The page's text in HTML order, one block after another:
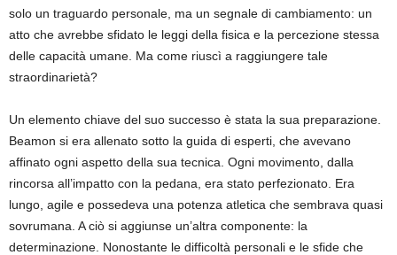
solo un traguardo personale, ma un segnale di cambiamento: un
atto che avrebbe sfidato le leggi della fisica e la percezione stessa
delle capacità umane. Ma come riuscì a raggiungere tale
straordinarietà?
Un elemento chiave del suo successo è stata la sua preparazione.
Beamon si era allenato sotto la guida di esperti, che avevano
affinato ogni aspetto della sua tecnica. Ogni movimento, dalla
rincorsa all’impatto con la pedana, era stato perfezionato. Era
lungo, agile e possedeva una potenza atletica che sembrava quasi
sovrumana. A ciò si aggiunse un’altra componente: la
determinazione. Nonostante le difficoltà personali e le sfide che